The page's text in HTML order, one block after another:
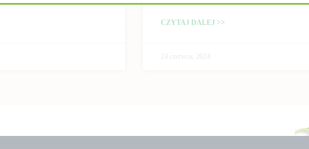
CZYTAJ DALEJ >>
24 czerwca, 2024